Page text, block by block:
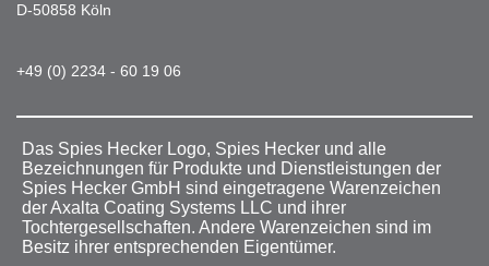
D-50858 Köln
+49 (0) 2234 - 60 19 06
Das Spies Hecker Logo, Spies Hecker und alle
Bezeichnungen für Produkte und Dienstleistungen der
Spies Hecker GmbH sind eingetragene Warenzeichen
der Axalta Coating Systems LLC und ihrer
Tochtergesellschaften. Andere Warenzeichen sind im
Besitz ihrer entsprechenden Eigentümer.